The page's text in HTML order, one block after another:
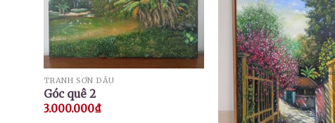
TRANH SƠN DẦU
Góc quê 2
3.000.000₫